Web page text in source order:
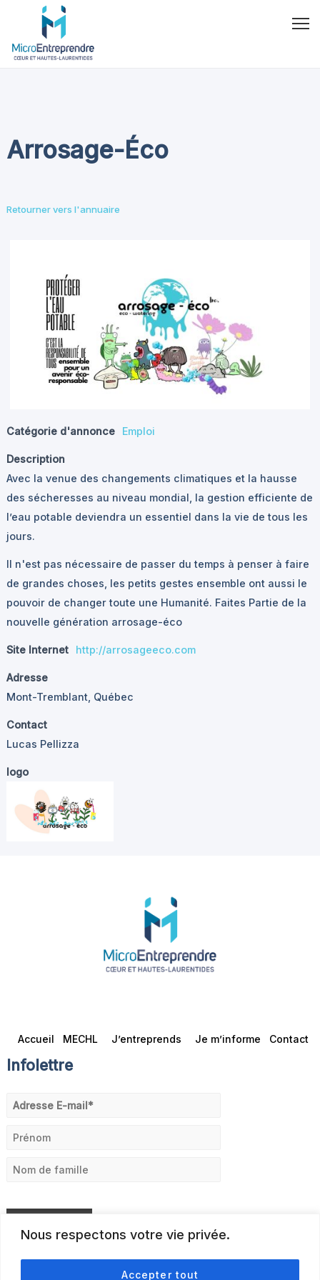
Nous respectons votre vie privée.
Accepter tout
Arrosage-Éco
Retourner vers l'annuaire
Catégorie d'annonce Emploi
Description
Avec la venue des changements climatiques et la hausse
des sécheresses au niveau mondial, la gestion efficiente de
l’eau potable deviendra un essentiel dans la vie de tous les
jours.
Il n'est pas nécessaire de passer du temps à penser à faire
de grandes choses, les petits gestes ensemble ont aussi le
pouvoir de changer toute une Humanité. Faites Partie de la
nouvelle génération arrosage-éco
Site Internet http://arrosageeco.com
Adresse
Mont-Tremblant, Québec
Contact
Lucas Pellizza
logo
Accueil MECHL J’entreprends Je m’informe Contact
Infolettre